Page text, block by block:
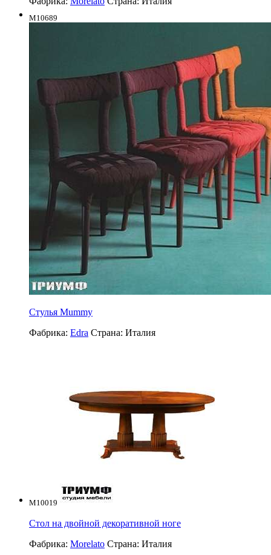
M10689
Стулья Mummy
Фабрика: Edra Страна: Италия
M10019
Стол на двойной декоративной ноге
Фабрика: Morelato Страна: Италия